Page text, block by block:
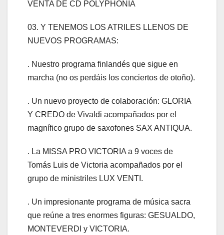
VENTA DE CD POLYPHONIA
03. Y TENEMOS LOS ATRILES LLENOS DE
NUEVOS PROGRAMAS:
. Nuestro programa finlandés que sigue en
marcha (no os perdáis los conciertos de otoño).
. Un nuevo proyecto de colaboración: GLORIA
Y CREDO de Vivaldi acompañados por el
magnífico grupo de saxofones SAX ANTIQUA.
. La MISSA PRO VICTORIA a 9 voces de
Tomás Luis de Victoria acompañados por el
grupo de ministriles LUX VENTI.
. Un impresionante programa de música sacra
que reúne a tres enormes figuras: GESUALDO,
MONTEVERDI y VICTORIA.